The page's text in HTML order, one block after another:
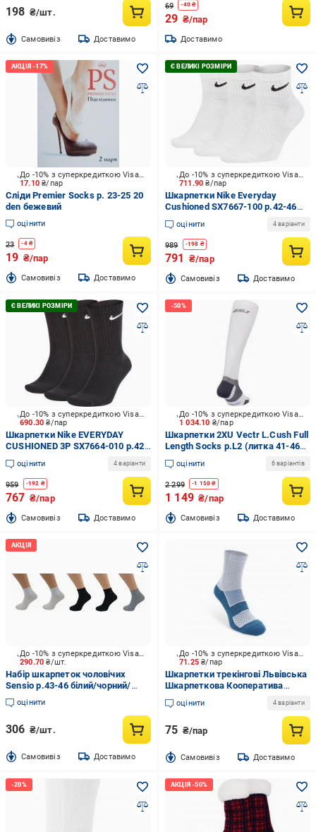
198 ₴/шт.
Cамовивіз Доставимо
69 -40₴
29 ₴/пар
Доставимо
17.10₴/пар
До -10% з суперкредиткою Visa Вигода
Сліди Premier Socks р. 23-25 20
den бежевий
оцінити
23 -4₴
19 ₴/пар
Cамовивіз Доставимо
711.90₴/пар
До -10% з суперкредиткою Visa Вигода
Шкарпетки Nike Everyday
Cushioned SX7667-100 р.42-46
білий 3 пари шт.
оцінити 4 варіанти
989 -198 ₴
791 ₴/пар
Cамовивіз Доставимо
690.30₴/пар
До -10% з суперкредиткою Visa Вигода
Шкарпетки Nike EVERYDAY
CUSHIONED 3P SX7664-010 р.42-
46 чорний 3 пари шт.
оцінити 4 варіанти
959 -192 ₴
767 ₴/пар
Cамовивіз Доставимо
1 034.10 ₴/пар
До -10% з суперкредиткою Visa Вигода
Шкарпетки 2XU Vectr L.Cush Full
Length Socks р.L2 (литка 41-46
см) UA5155e_WHT/GRY р.42-46
білийоцінити 6 варіантів
2 299 -1 150 ₴
1 149 ₴/пар
Cамовивіз Доставимо
290.70₴/шт.
До -10% з суперкредиткою Visa Вигода
Набір шкарпеток чоловічих
Sensio р.43-46 білий/чорний/
сірий 5 шт.
оцінити
306 ₴/шт.
Cамовивіз Доставимо
71.25₴/пар
До -10% з суперкредиткою Visa Вигода
Шкарпетки трекінгові Львівська
Шкарпеткова Кооператива
Trekking Duo Short 2 0001 131 25
р.38-40 біло-бірюзовий
оцінити 4 варіанти
75 ₴/пар
Cамовивіз Доставимо